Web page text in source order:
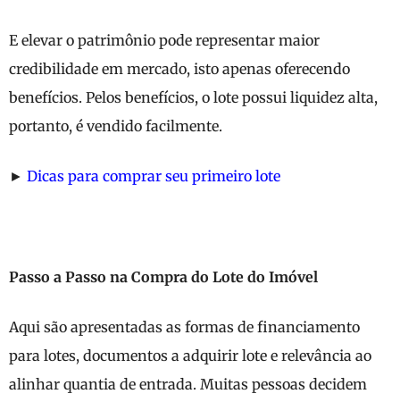
E elevar o patrimônio pode representar maior
credibilidade em mercado, isto apenas oferecendo
benefícios. Pelos benefícios, o lote possui liquidez alta,
portanto, é vendido facilmente.
► Dicas para comprar seu primeiro lote
Passo a Passo na Compra do Lote do Imóvel
Aqui são apresentadas as formas de financiamento
para lotes, documentos a adquirir lote e relevância ao
alinhar quantia de entrada. Muitas pessoas decidem